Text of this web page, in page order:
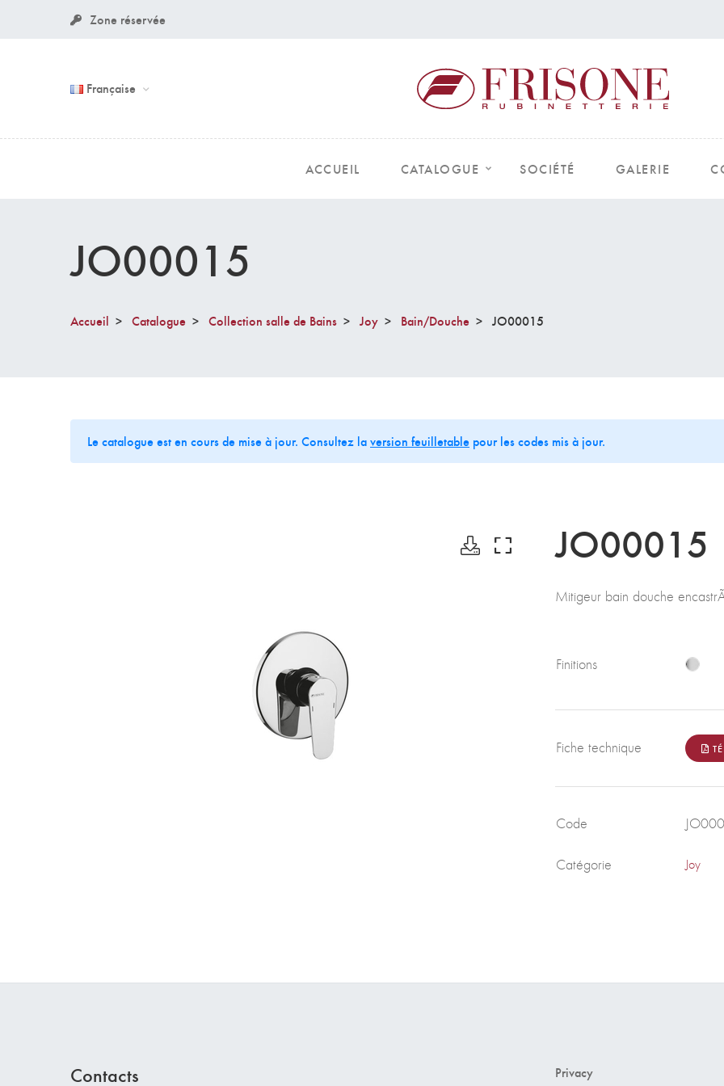
Zone réservée
Française
ACCUEIL CATALOGUE SOCIÉTÉ GALERIE
JO00015
Accueil Catalogue Collection salle de Bains Joy Bain/Douche JO00015
Le catalogue est en cours de mise à jour. Consultez laversion feuilletable pour les codes mis à jour.
JO00015
Mitigeur bain douche
Finitions
Fiche technique
Code
Catégorie Joy
Contacts Privacy